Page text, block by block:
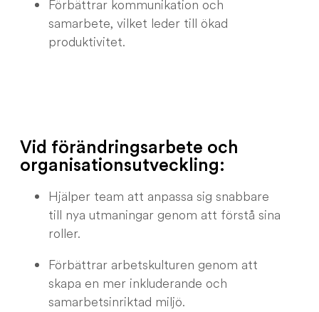
Förbättrar kommunikation och
samarbete, vilket leder till ökad
produktivitet.
Vid förändringsarbete och
organisationsutveckling:
Hjälper team att anpassa sig snabbare
till nya utmaningar genom att förstå sina
roller.
Förbättrar arbetskulturen genom att
skapa en mer inkluderande och
samarbetsinriktad miljö.